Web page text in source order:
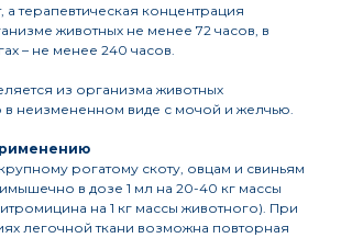
а терапевтическая концентрация
животных не менее 72 часов, в
– не менее 240 часов.
из организма животных
неизмененном виде с мочой и желчью.
рогатому скоту, овцам и свиньям
в дозе 1 мл на 20-40 кг массы
на 1 кг массы животного). При
легочной ткани возможна повторная